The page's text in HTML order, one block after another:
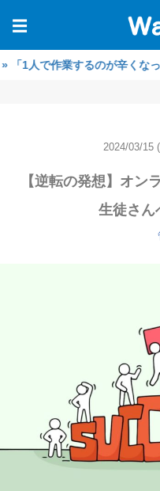
☰
するのが辛くなってきた...
2024/03/15
【逆転の発想】オン
生徒さん